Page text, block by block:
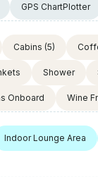
GPS ChartPlotter
Cabins (5)
Shower
Onboard Wine
Indoor Lounge Area